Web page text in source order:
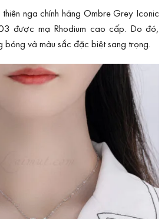
nga chính hãng Ombre Grey Iconic
được mạ Rhodium cao cấp. Do đó,
và màu sắc đặc biệt sang trọng.